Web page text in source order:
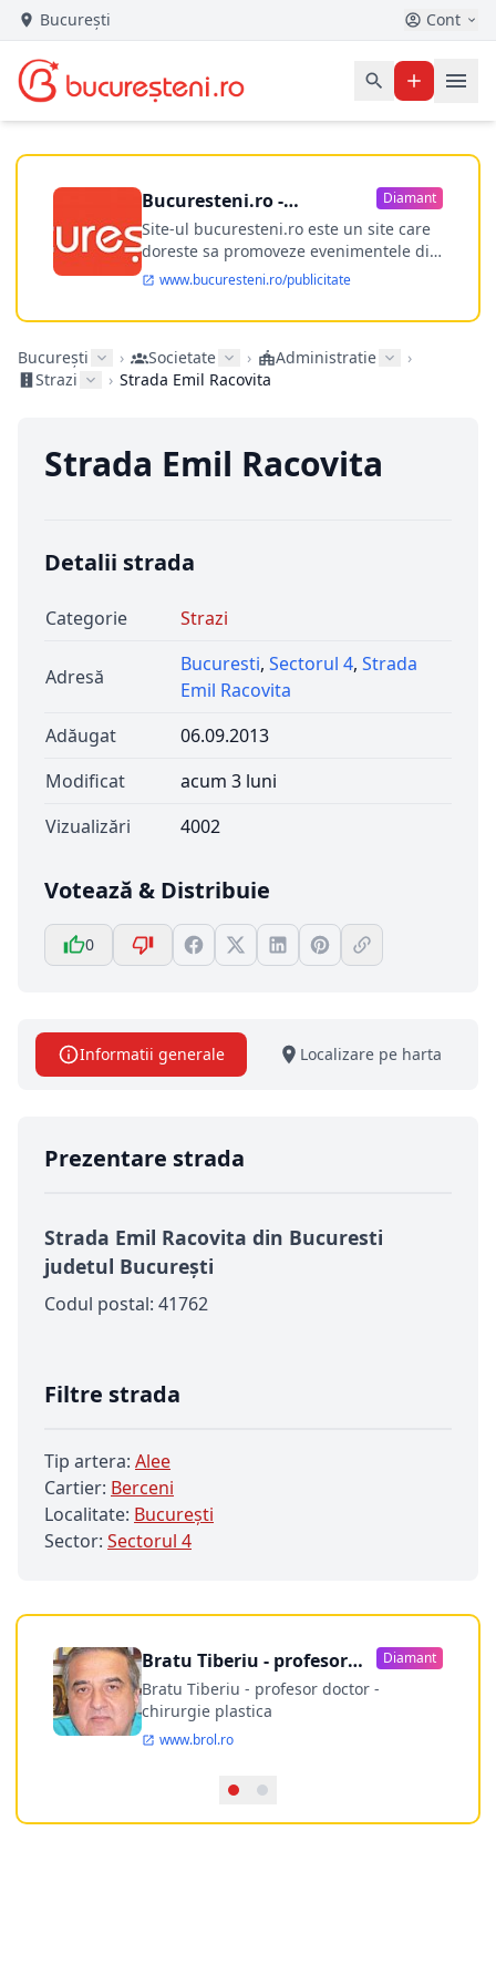
București Cont
Bucuresteni.ro -
publicitate online
Diamant
Site-ul bucuresteni.ro este un site care
doreste sa promoveze evenimentele din
Bucuresti si nu numai, sa puna la
dispozitia utilizatorului cea mai
performanta harta electronica a
ofere posibilitatea firmel...
www.bucuresteni.ro/publicitate
București › Societate › Administratie
›
Strazi
› Strada Emil Racovita
Strada Emil Racovita
Detalii strada
Categorie Strazi
Adresă
Bucuresti, Sectorul 4, Strada
Emil Racovita
Adăugat
06.09.2013
Modificat
acum 3 luni
Vizualizări
4002
Votează & Distribuie
0
Informatii generale Localizare pe harta
Prezentare strada
Strada Emil Racovita din Bucuresti
judetul București
Codul postal: 41762
Filtre strada
Tip artera: Alee
Cartier: Berceni
Localitate: Bucureşti
Sector: Sectorul 4
Bratu Tiberiu - profesor
doctor
Diamant
Bratu Tiberiu - profesor doctor -
chirurgie plastica
www.brol.ro